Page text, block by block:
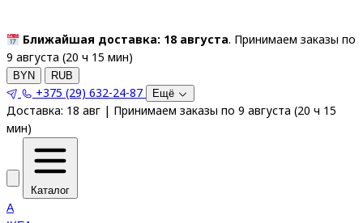
Ближайшая доставка: 18 августа. Принимаем заказы по
9 августа (20 ч 15 мин)
BYN RUB
+375 (29) 632-24-87 Ещё
Доставка: 18 авг | Принимаем заказы по 9 августа (20 ч 15
мин)
Каталог
A